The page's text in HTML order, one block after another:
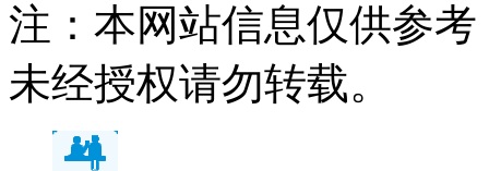
注：本网站信息仅供参
未经授权请勿转载。